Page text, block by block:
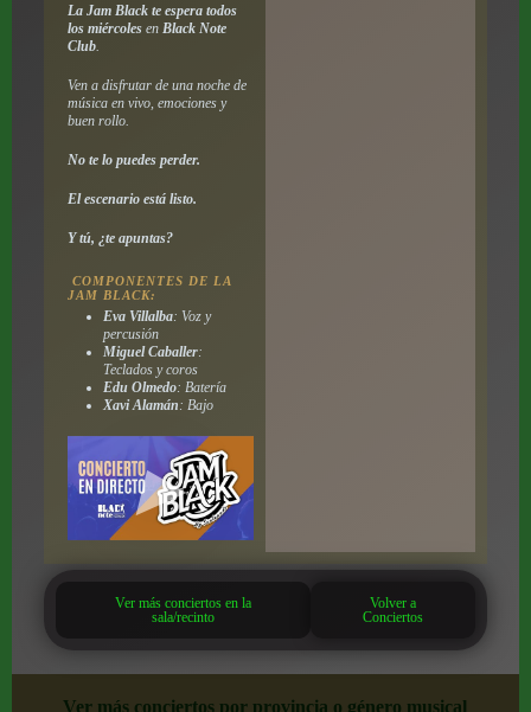
La Jam Black te espera todos
los miércolesen Black Note
Club.
Ven a disfrutar de una noche de
música en vivo, emociones y
buen rollo.
No te lo puedes perder.
El escenario está listo.
Y tú, ¿te apuntas?
COMPONENTES DE LA
JAM BLACK:
Eva Villalba: Voz y
percusión
Miguel Caballer:
Teclados y coros
Edu Olmedo: Batería
Xavi Alamán: Bajo
Ver más conciertos en la
sala/recinto
Volver a
Conciertos
Ver más conciertos por provincia o género musical